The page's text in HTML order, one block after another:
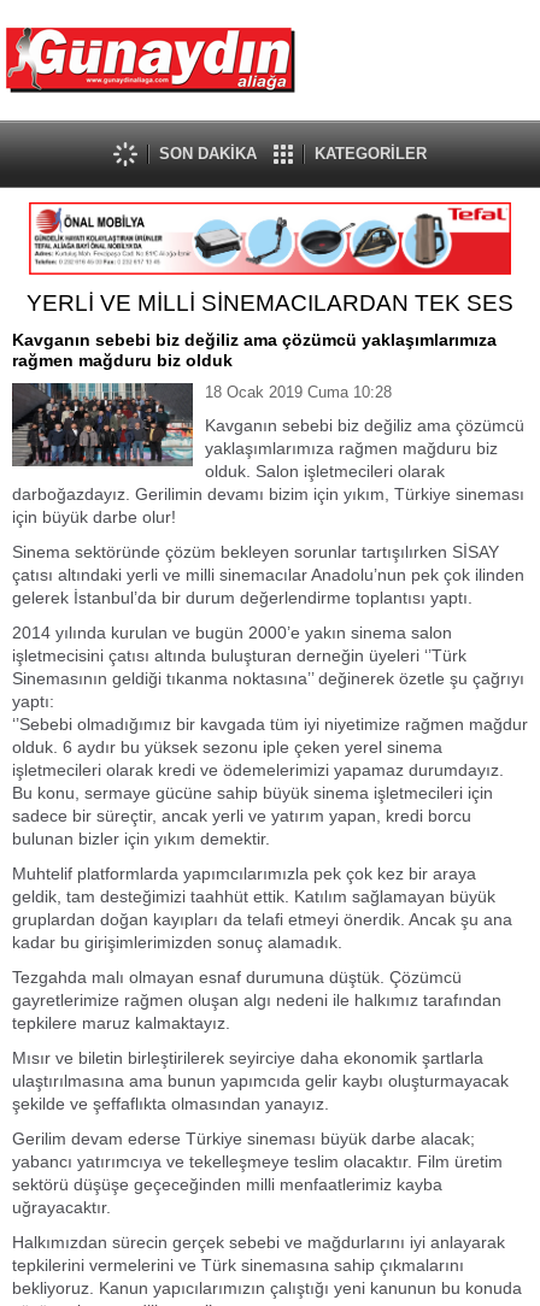
SON DAKİKA KATEGORİLER
YERLİ VE MİLLİ SİNEMACILARDAN TEK SES
Kavganın sebebi biz değiliz ama çözümcü yaklaşımlarımıza
rağmen mağduru biz olduk
18 Ocak 2019 Cuma 10:28
Kavganın sebebi biz değiliz ama çözümcü
yaklaşımlarımıza rağmen mağduru biz
olduk. Salon işletmecileri olarak
darboğazdayız. Gerilimin devamı bizim için yıkım, Türkiye sineması
için büyük darbe olur!
Sinema sektöründe çözüm bekleyen sorunlar tartışılırken SİSAY
çatısı altındaki yerli ve milli sinemacılar Anadolu’nun pek çok ilinden
gelerek İstanbul’da bir durum değerlendirme toplantısı yaptı.
2014 yılında kurulan ve bugün 2000’e yakın sinema salon
işletmecisini çatısı altında buluşturan derneğin üyeleri ‘’Türk
Sinemasının geldiği tıkanma noktasına’’ değinerek özetle şu çağrıyı
yaptı:
‘’Sebebi olmadığımız bir kavgada tüm iyi niyetimize rağmen mağdur
olduk. 6 aydır bu yüksek sezonu iple çeken yerel sinema
işletmecileri olarak kredi ve ödemelerimizi yapamaz durumdayız.
Bu konu, sermaye gücüne sahip büyük sinema işletmecileri için
sadece bir süreçtir, ancak yerli ve yatırım yapan, kredi borcu
bulunan bizler için yıkım demektir.
Muhtelif platformlarda yapımcılarımızla pek çok kez bir araya
geldik, tam desteğimizi taahhüt ettik. Katılım sağlamayan büyük
gruplardan doğan kayıpları da telafi etmeyi önerdik. Ancak şu ana
kadar bu girişimlerimizden sonuç alamadık.
Tezgahda malı olmayan esnaf durumuna düştük. Çözümcü
gayretlerimize rağmen oluşan algı nedeni ile halkımız tarafından
tepkilere maruz kalmaktayız.
Mısır ve biletin birleştirilerek seyirciye daha ekonomik şartlarla
ulaştırılmasına ama bunun yapımcıda gelir kaybı oluşturmayacak
şekilde ve şeffaflıkta olmasından yanayız.
Gerilim devam ederse Türkiye sineması büyük darbe alacak;
yabancı yatırımcıya ve tekelleşmeye teslim olacaktır. Film üretim
sektörü düşüşe geçeceğinden milli menfaatlerimiz kayba
uğrayacaktır.
Halkımızdan sürecin gerçek sebebi ve mağdurlarını iyi anlayarak
tepkilerini vermelerini ve Türk sinemasına sahip çıkmalarını
bekliyoruz. Kanun yapıcılarımızın çalıştığı yeni kanunun bu konuda